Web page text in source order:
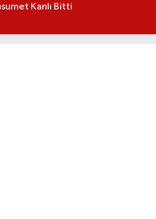
Kanlı Bitti